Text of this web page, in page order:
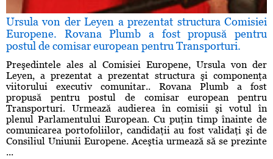
Ursula von der Leyen a prezentat structura Comisiei
Europene. Rovana Plumb a fost propusă pentru
postul de comisar european pentru Transporturi.
Preşedintele ales al Comisiei Europene, Ursula von der
Leyen, a prezentat a prezentat structura şi componenţa
viitorului executiv comunitar.. Rovana Plumb a fost
propusă pentru postul de comisar european pentru
Transporturi. Urmează audierea în comisii şi votul în
plenul Parlamentului European. Cu puţin timp înainte de
comunicarea portofoliilor, candidaţii au fost validaţi şi de
Consiliul Uniunii Europene. Aceştia urmează să se prezinte
...